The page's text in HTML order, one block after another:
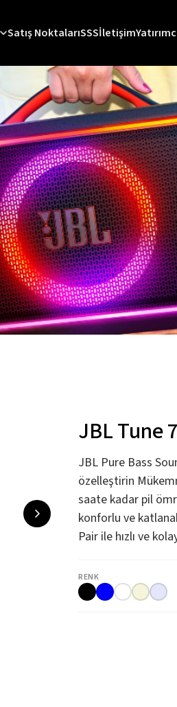
Satış NoktalarıSSSİletişim
JBL Tune
JBL Pure Bass
özelleştirin
saate kadar pil
konforlu ve
Pair ile hızlı ve
RENK